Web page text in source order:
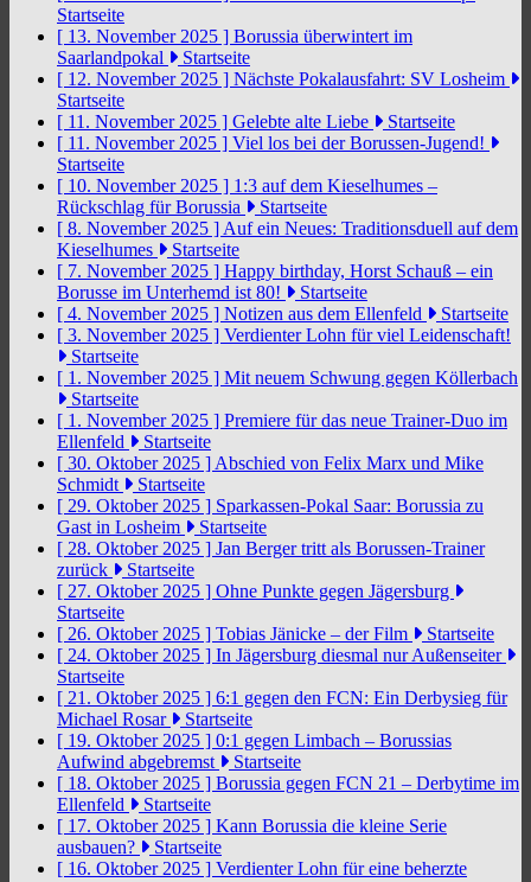
Startseite
[ 13. November 2025 ] Borussia überwintert im
Saarlandpokal
Startseite
[ 12. November 2025 ] Nächste Pokalausfahrt: SV Losheim
Startseite
[ 11. November 2025 ] Gelebte alte Liebe
Startseite
[ 11. November 2025 ] Viel los bei der Borussen-Jugend!
Startseite
[ 10. November 2025 ] 1:3 auf dem Kieselhumes –
Rückschlag für Borussia
Startseite
[ 8. November 2025 ] Auf ein Neues: Traditionsduell auf dem
Kieselhumes
Startseite
[ 7. November 2025 ] Happy birthday, Horst Schauß – ein
Borusse im Unterhemd ist 80!
Startseite
[ 4. November 2025 ] Notizen aus dem Ellenfeld
Startseite
[ 3. November 2025 ] Verdienter Lohn für viel Leidenschaft!
Startseite
[ 1. November 2025 ] Mit neuem Schwung gegen Köllerbach
Startseite
[ 1. November 2025 ] Premiere für das neue Trainer-Duo im
Ellenfeld
Startseite
[ 30. Oktober 2025 ] Abschied von Felix Marx und Mike
Schmidt
Startseite
[ 29. Oktober 2025 ] Sparkassen-Pokal Saar: Borussia zu
Gast in Losheim
Startseite
[ 28. Oktober 2025 ] Jan Berger tritt als Borussen-Trainer
zurück
Startseite
[ 27. Oktober 2025 ] Ohne Punkte gegen Jägersburg
Startseite
[ 26. Oktober 2025 ] Tobias Jänicke – der Film
Startseite
[ 24. Oktober 2025 ] In Jägersburg diesmal nur Außenseiter
Startseite
[ 21. Oktober 2025 ] 6:1 gegen den FCN: Ein Derbysieg für
Michael Rosar
Startseite
[ 19. Oktober 2025 ] 0:1 gegen Limbach – Borussias
Aufwind abgebremst
Startseite
[ 18. Oktober 2025 ] Borussia gegen FCN 21 – Derbytime im
Ellenfeld
Startseite
[ 17. Oktober 2025 ] Kann Borussia die kleine Serie
ausbauen?
Startseite
[ 16. Oktober 2025 ] Verdienter Lohn für eine beherzte